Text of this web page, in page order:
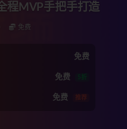
程MVP手把手打造
免费
免费
免费 5折
免费 推荐